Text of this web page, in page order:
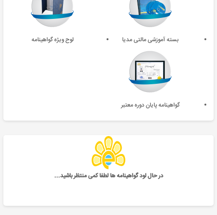
بسته آموزشی مالتی مدیا لوح ویژه گواهینامه
گواهینامه پایان دوره معتبر
در حال لود گواهینامه ها لطفا کمی منتظر باشید...